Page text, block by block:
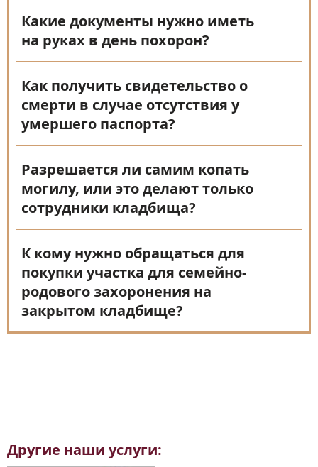
Какие документы нужно иметь
на руках в день похорон?
Как получить свидетельство о
смерти в случае отсутствия у
умершего паспорта?
Разрешается ли самим копать
могилу, или это делают только
сотрудники кладбища?
К кому нужно обращаться для
покупки участка для семейно-
родового захоронения на
закрытом кладбище?
Другие наши услуги: